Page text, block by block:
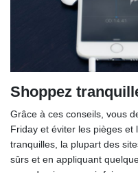
Shoppez
Grâce à ces conseils, vous
Friday et éviter les pièges et
tranquilles, la plupart des
sûrs et en appliquant